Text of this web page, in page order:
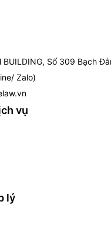
Số 309 Bạch
Zalo)
vụ
lý